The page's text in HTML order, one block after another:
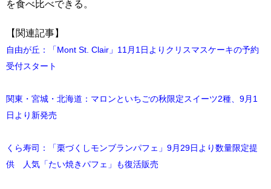
を食べ比べできる。
【関連記事】
自由が丘：「Mont St. Clair」11月1日よりクリスマスケーキの予約
受付スタート
関東・宮城・北海道：マロンといちごの秋限定スイーツ2種、9月1
日より新発売
くら寿司：「栗づくしモンブランパフェ」9月29日より数量限定提
供 人気「たい焼きパフェ」も復活販売